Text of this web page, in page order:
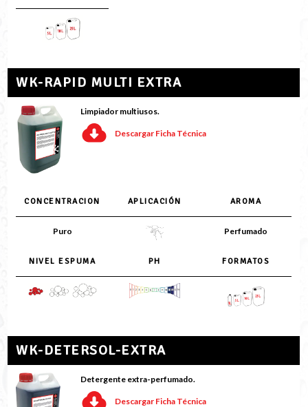
WK-RAPID MULTI EXTRA
Limpiador multiusos.
Descargar Ficha Técnica
CONCENTRACION APLICACIÓN AROMA
Puro Perfumado
NIVEL ESPUMA PH FORMATOS
WK-DETERSOL-EXTRA
Detergente extra-perfumado.
Descargar Ficha Técnica